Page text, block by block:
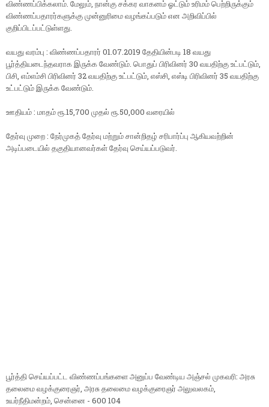
விண்ணப்பிக்கலாம். மேலும், நான்கு சக்கர வாகனம் ஓட்டும் உரிமம் பெற்றிருக்கும்
விண்ணப்பதாரர்களுக்கு முன்னுரிமை வழங்கப்படும் என அறிவிப்பில்
குறிப்பிடப்பட்டுள்ளது.
வயது வரம்பு : விண்ணப்பதாரர் 01.07.2019 தேதியின்படி 18 வயது
பூர்த்தியடைந்தவராக இருக்க வேண்டும். பொதுப் பிரிவினர் 30 வயதிற்கு உட்பட்டும்,
பிசி, எம்எம்சி பிரிவினர் 32 வயதிற்கு உட்பட்டும், எஸ்சி, எஸ்டி பிரிவினர் 35 வயதிற்கு
உட்பட்டும் இருக்க வேண்டும்.
ஊதியம் : மாதம் ரூ.15,700 முதல் ரூ.50,000 வரையில்
தேர்வு முறை : நேர்முகத் தேர்வு மற்றும் சான்றிதழ் சரிபார்ப்பு ஆகியவற்றின்
அடிப்படையில் தகுதியானவர்கள் தேர்வு செய்யப்படுவர்.
பூர்த்தி செய்யப்பட்ட விண்ணப்பங்களை அனுப்ப வேண்டிய அஞ்சல் முகவரி: அரசு
தலைமை வழக்குரைஞர், அரசு தலைமை வழக்குரைஞர் அலுவலகம்,
உயர்நீதிமன்றம், சென்னை - 600 104